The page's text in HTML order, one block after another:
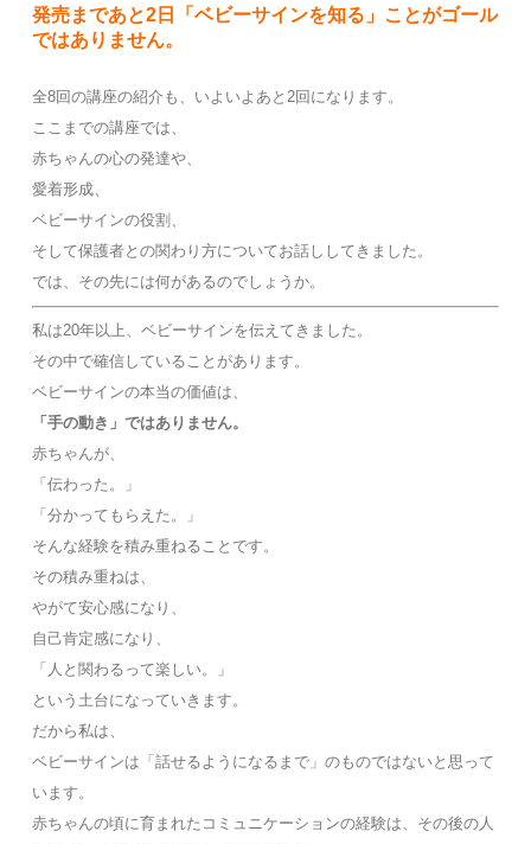
発売まであと2日「ベビーサインを知る」ことがゴール
ではありません。
全8回の講座の紹介も、いよいよあと2回になります。
ここまでの講座では、
赤ちゃんの心の発達や、
愛着形成、
ベビーサインの役割、
そして保護者との関わり方についてお話ししてきました。
では、その先には何があるのでしょうか。
私は20年以上、ベビーサインを伝えてきました。
その中で確信していることがあります。
ベビーサインの本当の価値は、
「手の動き」ではありません。
赤ちゃんが、
「伝わった。」
「分かってもらえた。」
そんな経験を積み重ねることです。
その積み重ねは、
やがて安心感になり、
自己肯定感になり、
「人と関わるって楽しい。」
という土台になっていきます。
だから私は、
ベビーサインは「話せるようになるまで」のものではないと思って
います。
赤ちゃんの頃に育まれたコミュニケーションの経験は、その後の人